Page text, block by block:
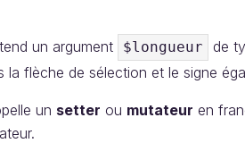
un argument $longueur de
la flèche de sélection et le signe
un setter ou mutateur en